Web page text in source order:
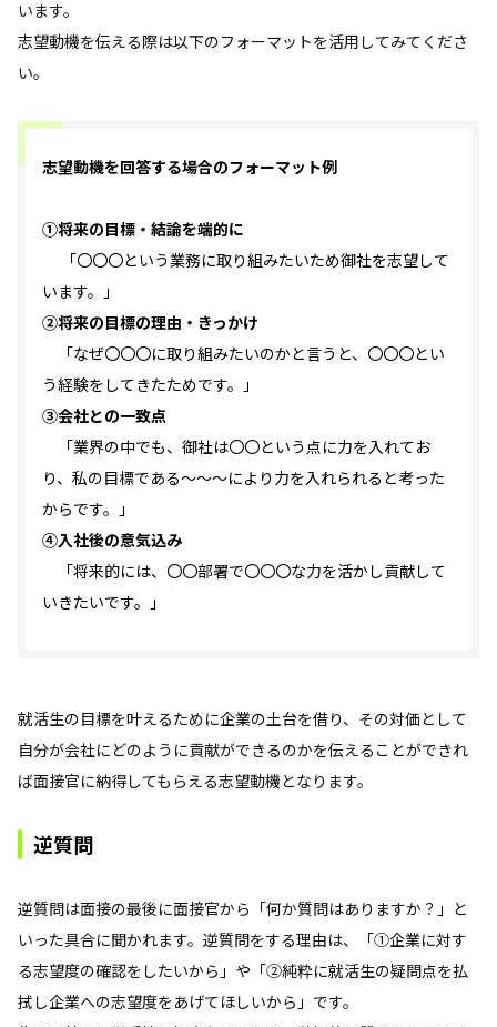
います。
志望動機を伝える際は以下のフォーマットを活用してみてくださ
い。
志望動機を回答する場合のフォーマット例
①将来の目標・結論を端的に
「〇〇〇という業務に取り組みたいため御社を志望して
います。」
②将来の目標の理由・きっかけ
「なぜ〇〇〇に取り組みたいのかと言うと、〇〇〇とい
う経験をしてきたためです。」
③会社との一致点
「業界の中でも、御社は〇〇という点に力を入れてお
り、私の目標である～～～により力を入れられると考った
からです。」
④入社後の意気込み
「将来的には、〇〇部署で〇〇〇な力を活かし貢献して
いきたいです。」
就活生の目標を叶えるために企業の土台を借り、その対価として
自分が会社にどのように貢献ができるのかを伝えることができれ
ば面接官に納得してもらえる志望動機となります。
逆質問
逆質問は面接の最後に面接官から「何か質問はありますか？」と
いった具合に聞かれます。逆質問をする理由は、「①企業に対す
る志望度の確認をしたいから」や「②純粋に就活生の疑問点を払
拭し企業への志望度をあげてほしいから」です。